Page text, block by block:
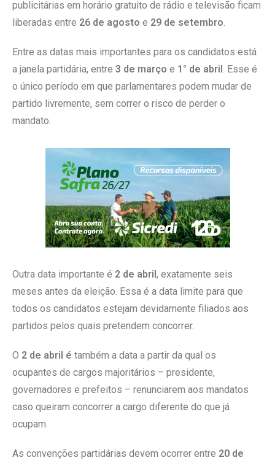
publicitárias em horário gratuito de rádio e televisão ficam
liberadas entre 26 de agosto e 29 de setembro
Entre as datas mais importantes para os candidatos está
a janela partidária, entre 3 de março e 1° de abril . Esse é
o único período em que parlamentares podem mudar de
partido livremente, sem correr o risco de perder o
mandato.
Outra data importante é 2 de abril, exatamente seis
meses antes da eleição. Essa é a data limite para que
todos os candidatos estejam devidamente filiados aos
partidos pelos quais pretendem concorrer.
O 2 de abril é também a data a partir da qual os
ocupantes de cargos majoritários – presidente,
governadores e prefeitos – renunciarem aos mandatos
caso queiram concorrer a cargo diferente do que já
ocupam.
As convenções partidárias devem ocorrer entre 20 de